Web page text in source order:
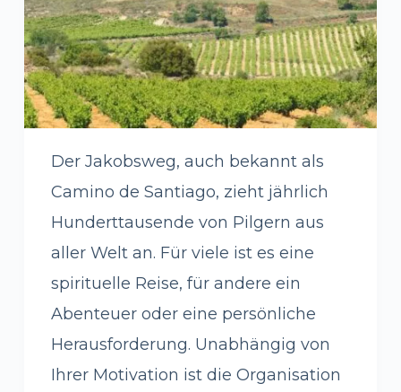
Der Jakobsweg, auch bekannt als
Camino de Santiago, zieht jährlich
Hunderttausende von Pilgern aus
aller Welt an. Für viele ist es eine
spirituelle Reise, für andere ein
Abenteuer oder eine persönliche
Herausforderung. Unabhängig von
Ihrer Motivation ist die Organisation